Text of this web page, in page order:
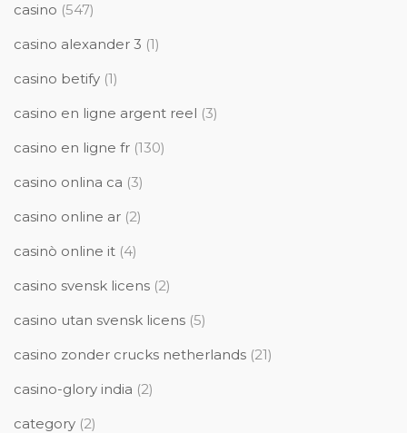
casino (547)
casino alexander 3 (1)
casino betify (1)
casino en ligne argent reel (3)
casino en ligne fr (130)
casino onlina ca (3)
casino online ar (2)
casinò online it (4)
casino svensk licens (2)
casino utan svensk licens (5)
casino zonder crucks netherlands (21)
casino-glory india (2)
category (2)